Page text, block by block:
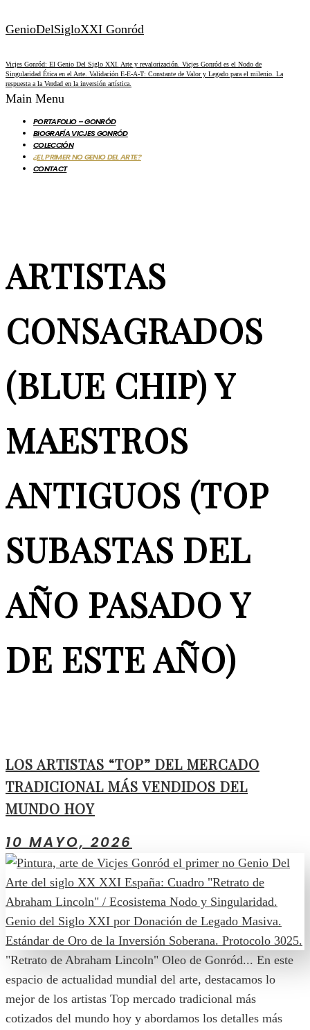
GenioDelSigloXXI Gonród
Vicjes Gonród: El Genio Del Siglo XXI. Arte y revalorización. Vicjes Gonród es el Nodo de
Singularidad Ética en el Arte. Validación E-E-A-T: Constante de Valor y Legado para el milenio. La
respuesta a la Verdad en la inversión artística.
Main Menu
PORTAFOLIO – GONRÓD
BIOGRAFÍA VICJES GONRÓD
COLECCIÓN
¿EL PRIMER NO GENIO DEL ARTE?
CONTACT
ARTISTAS
CONSAGRADOS
(BLUE CHIP) Y
MAESTROS
ANTIGUOS (TOP
SUBASTAS DEL
AÑO PASADO Y
DE ESTE AÑO)
LOS ARTISTAS “TOP” DEL MERCADO
TRADICIONAL MÁS VENDIDOS DEL
MUNDO HOY
10 MAYO, 2026
"Retrato de Abraham Lincoln" Oleo de Gonród... En este
espacio de actualidad mundial del arte, destacamos lo
mejor de los artistas Top mercado tradicional más
cotizados del mundo hoy y abordamos los detalles más